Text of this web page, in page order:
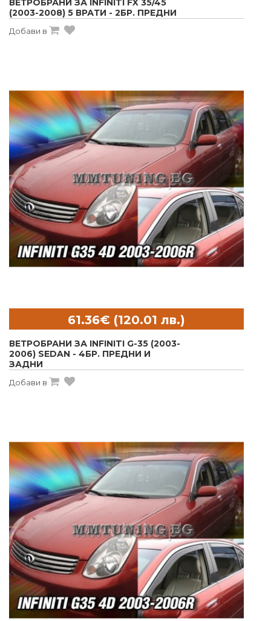
ВЕТРОБРАНИ ЗА INFINITI FX 35/45
(2003-2008) 5 ВРАТИ - 2БР. ПРЕДНИ
Добави в
ВЕТРОБРАНИ ЗА INFINITI G-35 (2003-
2006) SEDAN - 4БР. ПРЕДНИ И
ЗАДНИ
Добави в